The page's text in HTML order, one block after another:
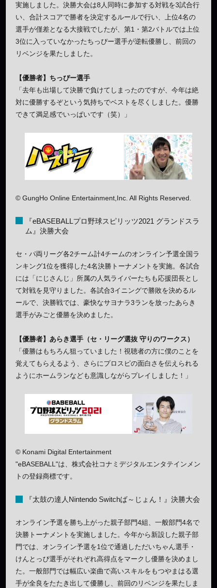
実施しました。決勝大会は8人同時に参加する対戦を3試合行
い、合計スコアで勝者を決定するルールで行い、上位4名の
選手が僅差となる大接戦でしたが、第1・第2バトルでは上位
3位に入っていなかったちっぴー選手が逆転優勝し、前回の
リベンジを果たしました。
【優勝者】ちっぴー選手
「去年も出場して決勝で負けてしまったのですが、今年は絶
対に優勝するぞという気持ちでベストを尽くしました。優勝
できて満足感でいっぱいです（笑）」
© GungHo Online Entertainment,Inc. All Rights Reserved.
『eBASEBALLプロ野球スピリッツ2021 グランドスラ
ム』決勝大会
セ・パ両リーグ各2チーム計4チームのオンライン予選全国ラ
ンキング1位を獲得した4名決勝トーナメントを実施。各試合
には「にじさんじ」所属の人気ライバーたちも応援団長とし
て対戦を見守りました。各試合3イニングで勝敗を決めるル
ールで、決勝戦では、豪快なサヨナラ3ランを放ったあらき
選手がみごと優勝を決めました。
【優勝者】あらき選手（セ・リーグ選抜 守りのワークス）
「優勝はもちろん狙っていました！視聴者の方に僕のことを
覚えてもらえるよう、さらにプロスピの面白さを伝えられる
ようにホームランなども意識しながらプレイしました！」
© Konami Digital Entertainment
"eBASEBALL"は、株式会社コナミデジタルエンタテインメン
トの登録商標です。
『太鼓の達人Nintendo Switchば～じょん！』決勝大会
オンライン予選を勝ち上がった親子部門4組、一般部門4名で
決勝トーナメントを実施しました。今年から新設した親子部
門では、オンライン予選を1位で通過しただいちゃん選手・
けんとっぴ選手がそれぞれ高得点をマークし優勝を決めまし
た。一般部門では幅広い楽曲で高いスキルをもつやまはる選
手が全良をたたき出して優勝し、前回のリベンジを果たしま